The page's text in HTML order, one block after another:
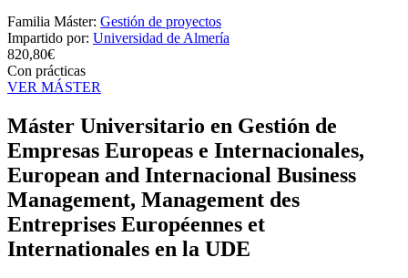
Familia Máster: Gestión de proyectos
Impartido por: Universidad de Almería
820,80€
Con prácticas
VER MÁSTER
Máster Universitario en Gestión de
Empresas Europeas e Internacionales,
European and Internacional Business
Management, Management des
Entreprises Européennes et
Internationales en la UDE